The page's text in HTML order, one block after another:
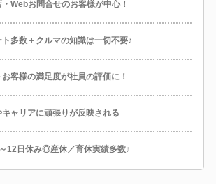
Webお問合せのお客様が中心！
多数＋クルマの知識は一切不要♪
客様の満足度が社員の評価に！
ャリアに頑張りが反映される
12日休み◎産休／育休実績多数♪